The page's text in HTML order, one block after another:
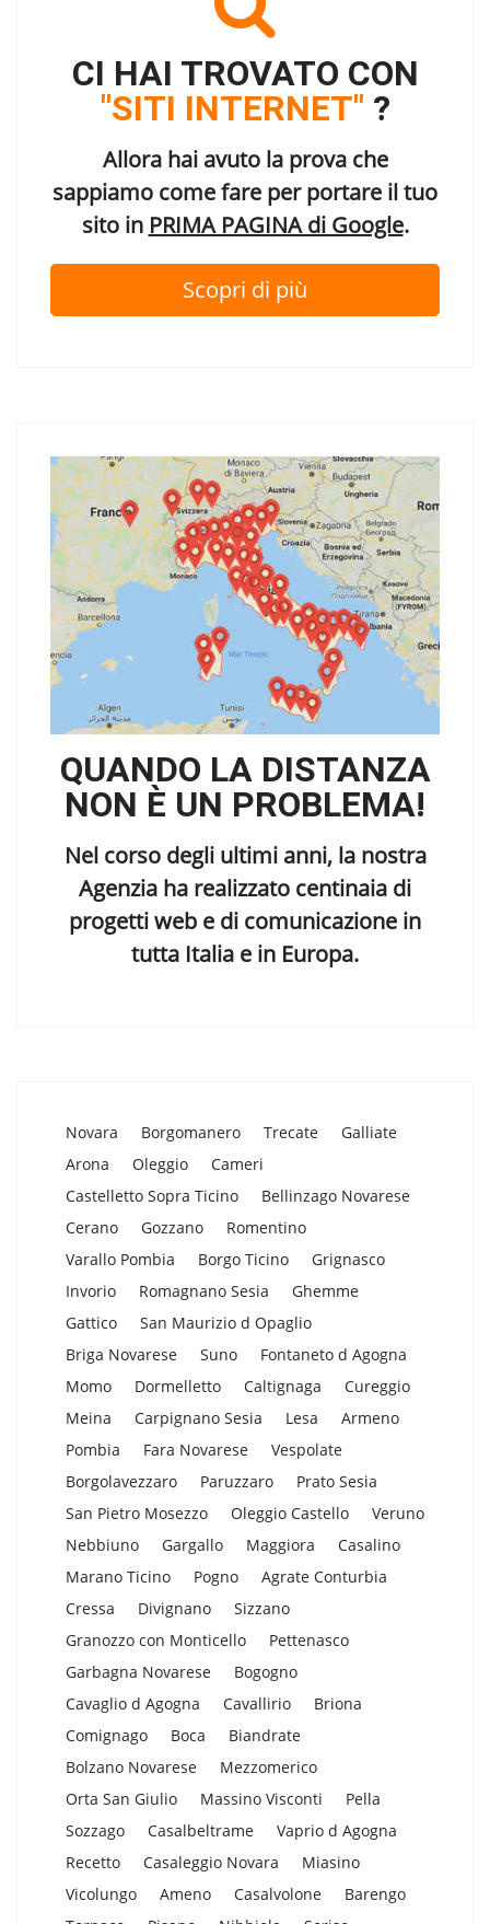
CI HAI TROVATO CON
"SITI INTERNET" ?
Allora hai avuto la prova che
sappiamo come fare per portare il tuo
sito in PRIMA PAGINA di Google.
Scopri di più
QUANDO LA DISTANZA
NON È UN PROBLEMA!
Nel corso degli ultimi anni, la nostra
Agenzia ha realizzato centinaia di
progetti web e di comunicazione in
tutta Italia e in Europa.
Novara Borgomanero Trecate
Galliate
Arona
Oleggio
Cameri
Castelletto Sopra Ticino
Bellinzago Novarese
Cerano
Gozzano
Romentino
Varallo Pombia
Borgo Ticino
Grignasco
Invorio
Romagnano Sesia
Ghemme
Gattico
San Maurizio d Opaglio
Briga Novarese
Suno
Fontaneto d Agogna
Momo
Dormelletto Caltignaga
Cureggio
Meina
Carpignano Sesia Lesa
Armeno
Pombia
Fara Novarese
Vespolate
Borgolavezzaro
Paruzzaro
Prato Sesia
San Pietro Mosezzo
Oleggio Castello
Veruno
Nebbiuno
Gargallo Maggiora
Casalino
Marano Ticino
Pogno
Agrate Conturbia
Cressa
Divignano
Sizzano
Granozzo con Monticello
Pettenasco
Garbagna Novarese
Bogogno
Cavaglio d Agogna
Cavallirio
Briona
Comignago
Boca
Biandrate
Bolzano Novarese
Mezzomerico
Orta San Giulio
Massino Visconti
Pella
Sozzago
Casalbeltrame
Vaprio d Agogna
Recetto
Casaleggio Novara
Miasino
Vicolungo
Ameno Casalvolone
Barengo